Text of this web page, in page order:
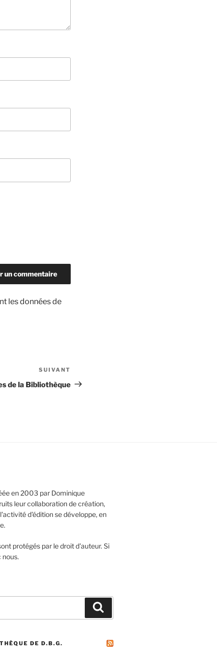
les données de
suivant
SUIVANT
de la Bibliothèque
en 2003 par Dominique
leur collaboration de création,
d'édition se développe, en
protégés par le droit d'auteur. Si
nous.
DE D.B.G.